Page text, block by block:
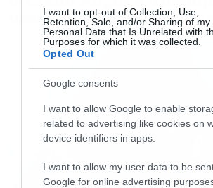
I want to opt-out of Collection, Use,
Retention, Sale, and/or Sharing of my
Personal Data that Is Unrelated with
Purposes for which it was collected.
Opted Out
Google consents
I want to allow Google to enable
related to advertising like cookies on
device identifiers in apps.
I want to allow my user data to be
Google for online advertising
από τις ζωντανές